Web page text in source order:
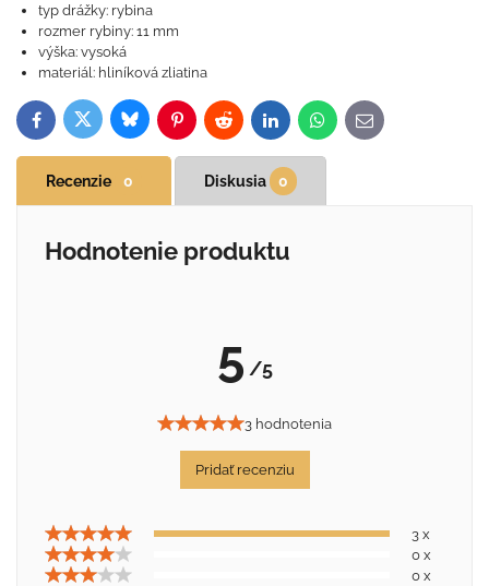
typ drážky: rybina
rozmer rybiny: 11 mm
výška: vysoká
materiál: hliníková zliatina
FacebookTwitterBlueskyPinterestReddit LinkedInWhatsApp
E-
mail
Recenzie 0 Diskusia 0
Hodnotenie produktu
5 /5
3 hodnotenia
Pridať recenziu
3 x
0 x
0 x